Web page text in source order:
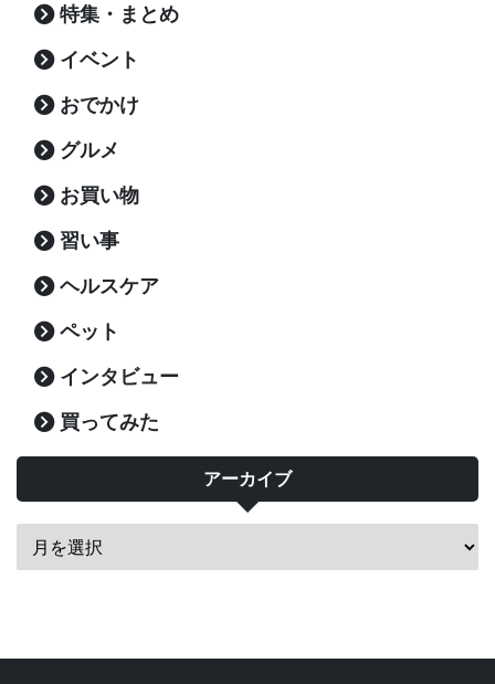
特集・まとめ
イベント
おでかけ
グルメ
お買い物
習い事
ヘルスケア
ペット
インタビュー
買ってみた
アーカイブ